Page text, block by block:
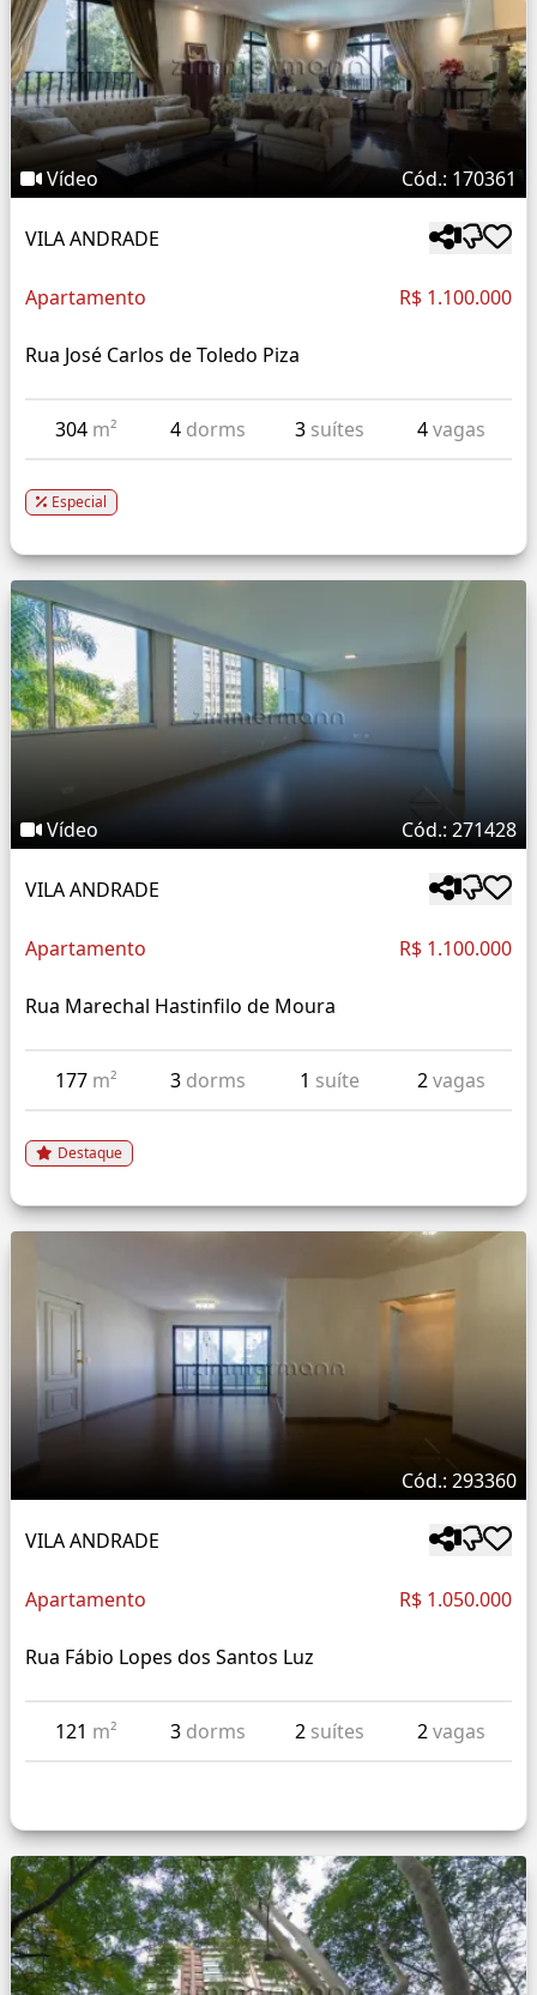
Vídeo Cód.: 170361
VILA ANDRADE
Apartamento R$ 1.100.000
Rua José Carlos de Toledo Piza
304 m² 4 dorms 3 suítes 4vagas
Especial
Vídeo Cód.: 271428
VILA ANDRADE
Apartamento R$ 1.100.000
Rua Marechal Hastinfilo de Moura
177 m² 3 dorms 1 suíte 2vagas
Destaque
Cód.: 293360
VILA ANDRADE
Apartamento R$ 1.050.000
Rua Fábio Lopes dos Santos Luz
121 m² 3 dorms 2 suítes 2vagas